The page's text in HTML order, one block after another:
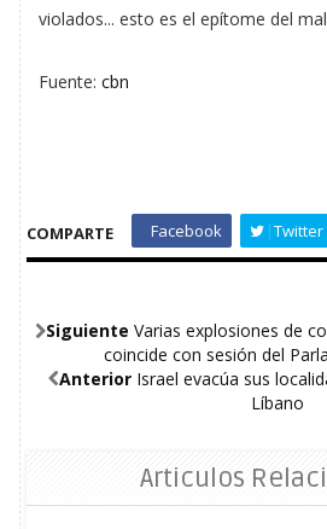
violados... esto es el epítome del
Fuente: cbn
COMPARTE Facebook Twitter
Siguiente Varias explosiones de
coincide con sesión del
Anterior Israel evacúa sus
Líbano
Articulos